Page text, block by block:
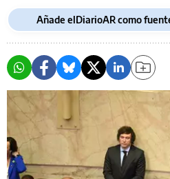
Añade elDiarioAR como